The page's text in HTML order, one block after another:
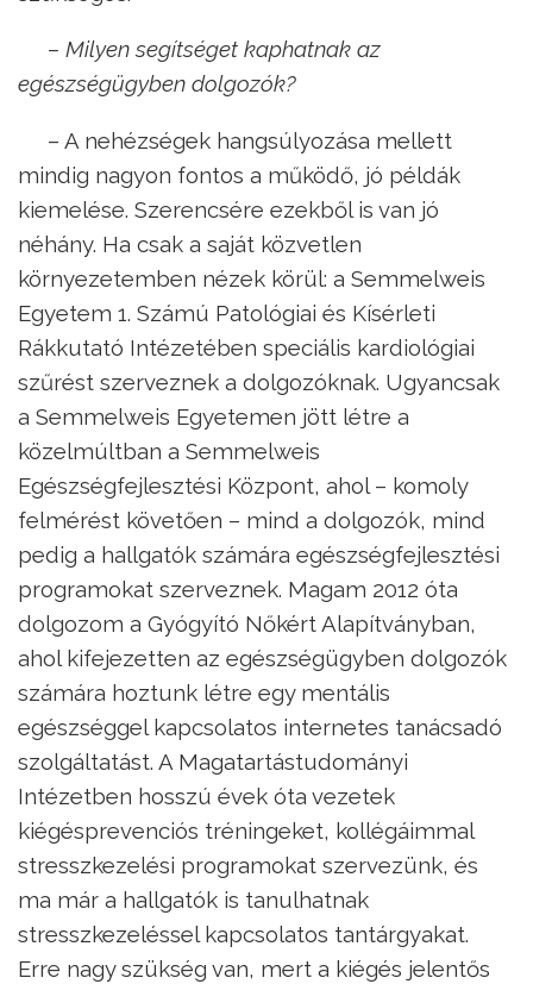
– Milyen segítséget kaphatnak az
egészségügyben dolgozók?
– A nehézségek hangsúlyozása mellett
mindig nagyon fontos a működő, jó példák
kiemelése. Szerencsére ezekből is van jó
néhány. Ha csak a saját közvetlen
környezetemben nézek körül: a Semmelweis
Egyetem 1. Számú Patológiai és Kísérleti
Rákkutató Intézetében speciális kardiológiai
szűrést szerveznek a dolgozóknak. Ugyancsak
a Semmelweis Egyetemen jött létre a
közelmúltban a Semmelweis
Egészségfejlesztési Központ, ahol – komoly
felmérést követően – mind a dolgozók, mind
pedig a hallgatók számára egészségfejlesztési
programokat szerveznek. Magam 2012 óta
dolgozom a Gyógyító Nőkért Alapítványban,
ahol kifejezetten az egészségügyben dolgozók
számára hoztunk létre egy mentális
egészséggel kapcsolatos internetes tanácsadó
szolgáltatást. A Magatartástudományi
Intézetben hosszú évek óta vezetek
kiégésprevenciós tréningeket, kollégáimmal
stresszkezelési programokat szervezünk, és
ma már a hallgatók is tanulhatnak
stresszkezeléssel kapcsolatos tantárgyakat.
Erre nagy szükség van, mert a kiégés jelentős